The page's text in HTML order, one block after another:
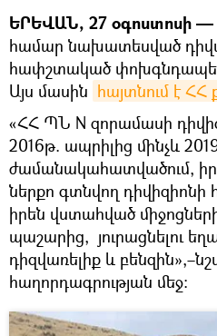
ԵՐԵՎԱՆ, 27 օգոստոսի —
համար նախատեսված
հափշտակած
Այս մասին հայտնում է ՀՀ
«ՀՀ ՊՆ N զորամասի
2016թ. ապրիլից մինչև
ժամանակահատվածում,
ներքո գտնվող
իրեն վստահված
պաշարից, յուրացնելու
դիզվառելիք և
հաղորդագրության մեջ։